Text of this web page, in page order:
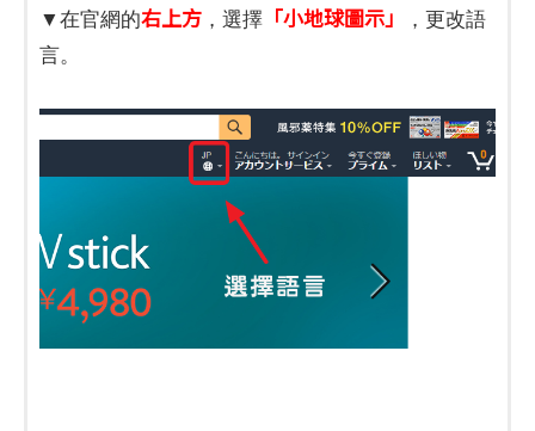
▼在官網的右上方 ，選擇 「小地球圖示」
，更改語
言。